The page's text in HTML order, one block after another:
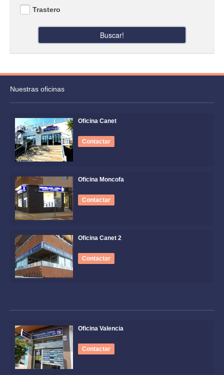
Trastero
Buscar!
Nuestras oficinas
Oficina Canet
Contactar
Oficina Moncofa
Contactar
Oficina Canet 2
Contactar
Oficina Valencia
Contactar